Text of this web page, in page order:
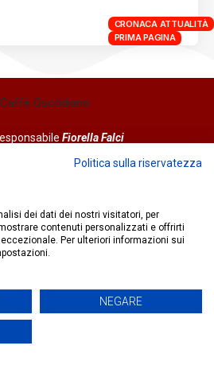
CRONACA ATTUALITÀ
PRIMA PAGINA
Fiorella Falci
Caltanissetta (CL)
Chi siamo
& Cookie Policy
n.02/2024 del 17/07/2024 |
daCreative Agency
Politica sulla riservatezza
dei dati dei nostri visitatori, per
contenuti personalizzati e offrirti
Per ulteriori informazioni sui
NEGARE